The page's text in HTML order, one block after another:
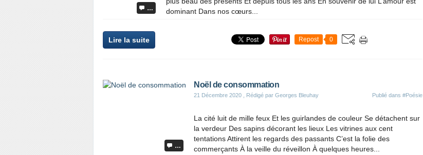
…
dominant Dans nos cœurs...
Lire la suite Repost 0
…
Noël de consommation
21 Décembre 2020 , Rédigé par Georges Bleuhay Publié dans #Poésie
La cité luit de mille feux Et les guirlandes de couleur Se détachent sur
la verdeur Des sapins décorant les lieux Les vitrines aux cent
tentations Attirent les regards des passants C’est la folie des
commerçants À la veille du réveillon À quelques heures...